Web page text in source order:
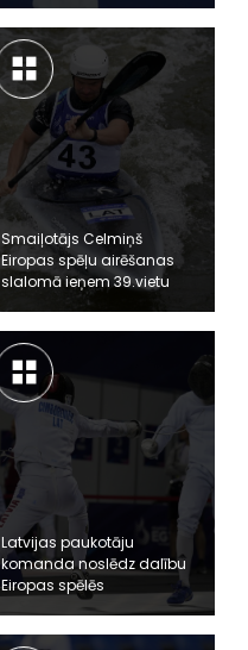
Smaiļotājs Celmiņš
Eiropas spēļu airēšanas
slalomā ieņem 39.vietu
Latvijas paukotāju
komanda noslēdz dalību
Eiropas spēlēs